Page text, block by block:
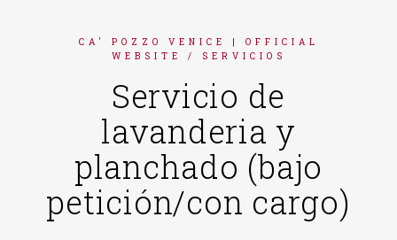
CA' POZZO VENICE | OFFICIAL
WEBSITE
/ SERVICIOS
Servicio de
lavanderia y
planchado (bajo
petición/con cargo)